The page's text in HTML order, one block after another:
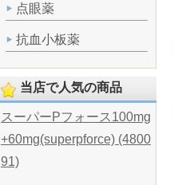
点眼薬
抗血小板薬
当店で人気の商品
スーパーPフォース100mg
+60mg(superpforce) (4800
91)